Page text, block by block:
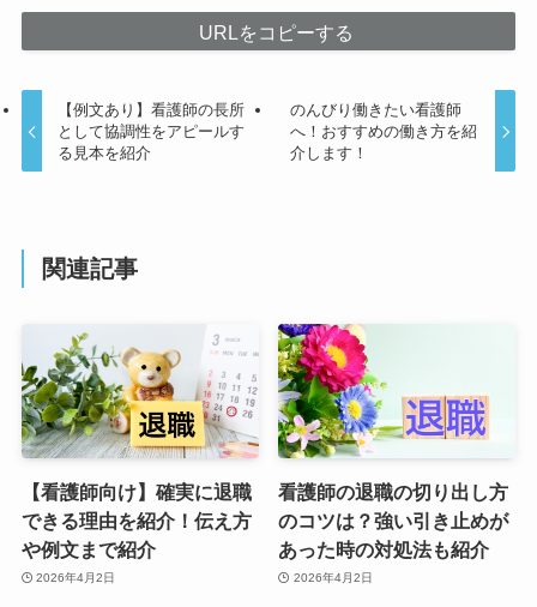
URLをコピーする
【例文あり】看護師の長所
として協調性をアピールす
る見本を紹介
のんびり働きたい看護師
へ！おすすめの働き方を紹
介します！
関連記事
【看護師向け】確実に退職
できる理由を紹介！伝え方
や例文まで紹介
2026年4月2日
看護師の退職の切り出し方
のコツは？強い引き止めが
あった時の対処法も紹介
2026年4月2日